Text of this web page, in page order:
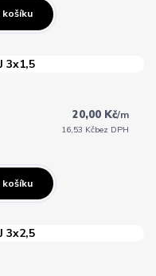
košíku
20,00 Kč/m
16,53 Kčbez DPH
košíku